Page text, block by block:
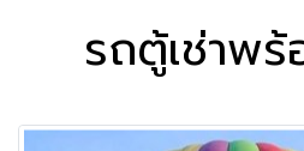
รถตู้เช่าพ